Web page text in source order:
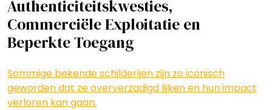
Authenticiteitskwesties,
Commerciële Exploitatie en
Beperkte Toegang
Sommige bekende schilderijen zijn zo iconisch
geworden dat ze oververzadigd lijken en hun impact
verloren kan gaan.